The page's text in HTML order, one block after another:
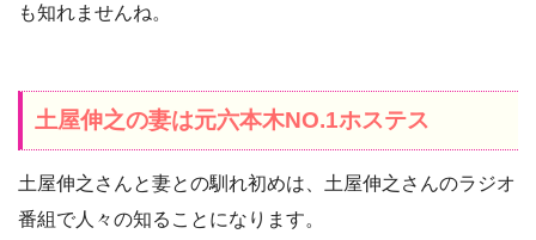
も知れませんね。
土屋伸之の妻は元六本木NO.1ホステス
土屋伸之さんと妻との馴れ初めは、土屋伸之さんのラジオ
番組で人々の知ることになります。